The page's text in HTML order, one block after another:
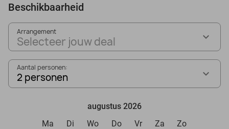
Beschikbaarheid
Arrangement
Selecteer jouw deal
Aantal personen:
2 personen
augustus 2026
Ma
Di Wo Do Vr Za Zo